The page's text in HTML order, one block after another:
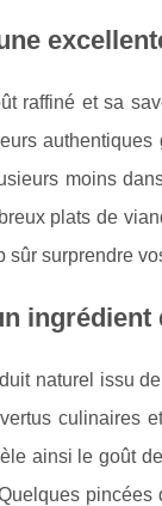
raffiné et sa
moins
plats de
sûr surprendre
naturel issu
culinaires
ainsi le goût